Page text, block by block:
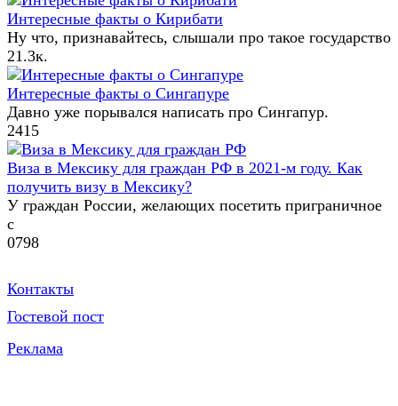
Интересные факты о Кирибати
Ну что, признавайтесь, слышали про такое государство
21.3к.
Интересные факты о Сингапуре
Давно уже порывался написать про Сингапур.
2415
Виза в Мексику для граждан РФ в 2021-м году. Как
получить визу в Мексику?
У граждан России, желающих посетить приграничное
с
0798
Контакты
Гостевой пост
Реклама